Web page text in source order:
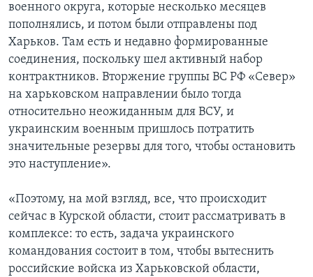
военного округа, которые несколько месяцев
пополнялись, и потом были отправлены под
Харьков. Там есть и недавно формированные
соединения, поскольку шел активный набор
контрактников. Вторжение группы ВС РФ «Север»
на харьковском направлении было тогда
относительно неожиданным для ВСУ, и
украинским военным пришлось потратить
значительные резервы для того, чтобы остановить
это наступление».
«Поэтому, на мой взгляд, все, что происходит
сейчас в Курской области, стоит рассматривать в
комплексе: то есть, задача украинского
командования состоит в том, чтобы вытеснить
российские войска из Харьковской области,